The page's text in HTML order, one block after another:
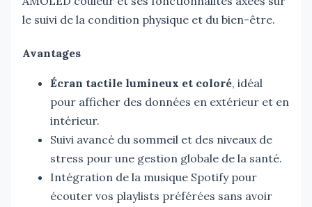
le suivi de la condition physique et du bien-être.
Avantages
Écran tactile lumineux et coloré, idéal
pour afficher des données en extérieur et en
intérieur.
Suivi avancé du sommeil et des niveaux de
stress pour une gestion globale de la santé.
Intégration de la musique Spotify pour
écouter vos playlists préférées sans avoir